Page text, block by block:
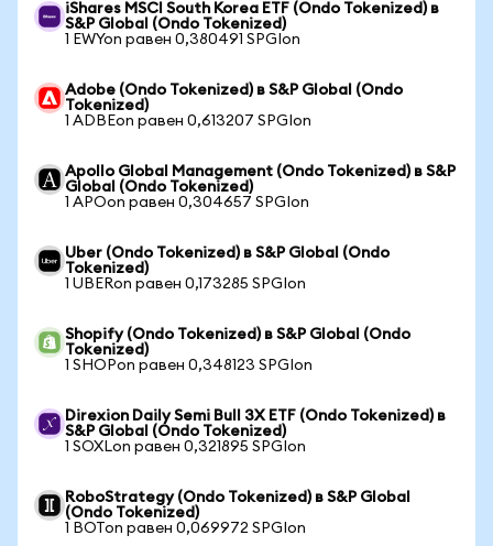
iShares MSCI South Korea ETF (Ondo Tokenized) в
S&P Global (Ondo Tokenized)
1 EWYon равен 0,380491 SPGIon
Adobe (Ondo Tokenized) в S&P Global (Ondo
Tokenized)
1 ADBEon равен 0,613207 SPGIon
Apollo Global Management (Ondo Tokenized) в S&P
Global (Ondo Tokenized)
1 APOon равен 0,304657 SPGIon
Uber (Ondo Tokenized) в S&P Global (Ondo
Tokenized)
1 UBERon равен 0,173285 SPGIon
Shopify (Ondo Tokenized) в S&P Global (Ondo
Tokenized)
1 SHOPon равен 0,348123 SPGIon
Direxion Daily Semi Bull 3X ETF (Ondo Tokenized) в
S&P Global (Ondo Tokenized)
1 SOXLon равен 0,321895 SPGIon
RoboStrategy (Ondo Tokenized) в S&P Global
(Ondo Tokenized)
1 BOTon равен 0,069972 SPGIon